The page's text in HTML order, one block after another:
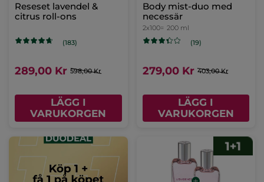
Reseset lavendel &
citrus roll-ons
(183)
289,00 Kr 598,00 Kr
LÄGG I
VARUKORGEN
Body mist-duo med
necessär
2x100= 200 ml
(19)
279,00 Kr 403,00 Kr
LÄGG I
VARUKORGEN